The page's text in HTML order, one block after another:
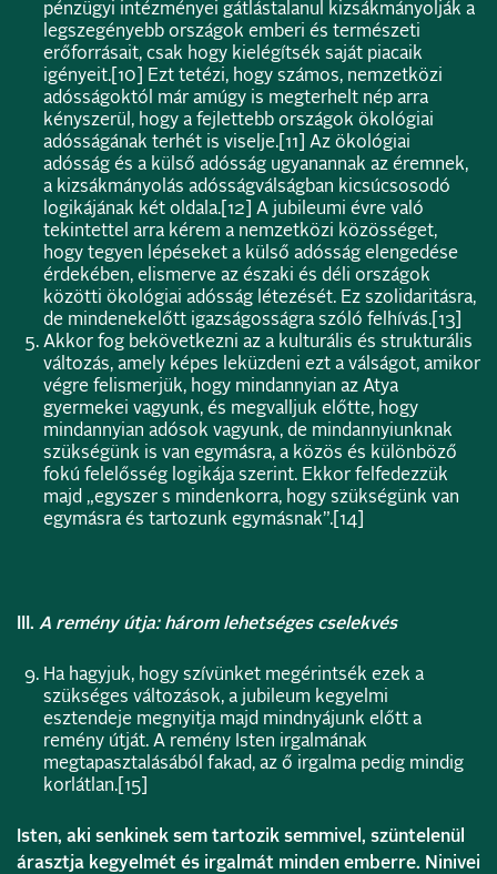
pénzügyi intézményei gátlástalanul kizsákmányolják a
legszegényebb országok emberi és természeti
erőforrásait, csak hogy kielégítsék saját piacaik
igényeit. [10]
Ezt tetézi, hogy számos, nemzetközi
adósságoktól már amúgy is megterhelt nép arra
kényszerül, hogy a fejlettebb országok ökológiai
adósságának terhét is viselje. [11]
Az ökológiai
adósság és a külső adósság ugyanannak az éremnek,
a kizsákmányolás adósságválságban kicsúcsosodó
logikájának két oldala. [12]
A jubileumi évre való
tekintettel arra kérem a nemzetközi közösséget,
hogy tegyen lépéseket a külső adósság elengedése
érdekében, elismerve az északi és déli országok
közötti ökológiai adósság létezését. Ez szolidaritásra,
de mindenekelőtt igazságosságra szóló felhívás. [13]
Akkor fog bekövetkezni az a kulturális és strukturális
változás, amely képes leküzdeni ezt a válságot, amikor
végre felismerjük, hogy mindannyian az Atya
gyermekei vagyunk, és megvalljuk előtte, hogy
mindannyian adósok vagyunk, de mindannyiunknak
szükségünk is van egymásra, a közös és különböző
fokú felelősség logikája szerint. Ekkor felfedezzük
majd „egyszer s mindenkorra, hogy szükségünk van
egymásra és tartozunk egymásnak”. [14]
III. A remény útja: három lehetséges cselekvés
Ha hagyjuk, hogy szívünket megérintsék ezek a
szükséges változások, a jubileum kegyelmi
esztendeje megnyitja majd mindnyájunk előtt a
remény útját. A remény Isten irgalmának
megtapasztalásából fakad, az ő irgalma pedig mindig
korlátlan. [15]
Isten, aki senkinek sem tartozik semmivel, szüntelenül
árasztja kegyelmét és irgalmát minden emberre. Ninivei